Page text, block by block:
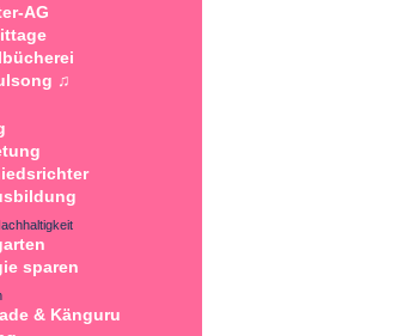
AG
♫
sparen
& Känguru